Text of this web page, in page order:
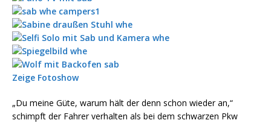
Zeige Fotoshow
„Du meine Güte, warum hält der denn schon wieder an,“
schimpft der Fahrer verhalten als bei dem schwarzen Pkw